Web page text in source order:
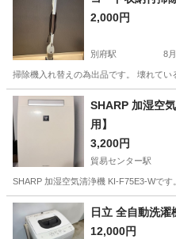
2,000円
別府駅 8
掃除機入れ替えの為出品です。 壊れて
兵庫 加古川市 別府駅 生活
SHARP 加湿空
用】
3,200円
貿易センター駅
SHARP 加湿空気清浄機 KI-F75E3-Wで
兵庫 神戸市 貿易センター駅
日立 全自動洗
12,000円